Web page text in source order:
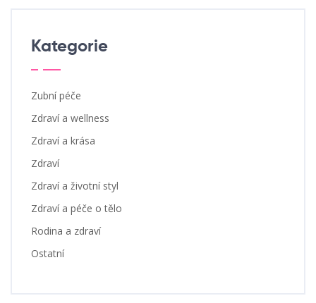
Kategorie
Zubní péče
Zdraví a wellness
Zdraví a krása
Zdraví
Zdraví a životní styl
Zdraví a péče o tělo
Rodina a zdraví
Ostatní